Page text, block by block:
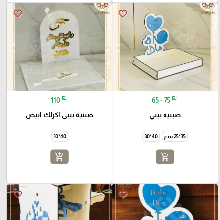
favorite_border
65 - 75 ₪
صينية بيبي
35*25 سم 40*30
add_shopping_cart
favorite_border
110 ₪
صينية بيبي اكرلك ابيض
40*30
add_shopping_cart
favorite_border
favorite_border